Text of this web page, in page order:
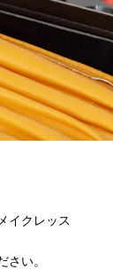
イクレッス
さい。